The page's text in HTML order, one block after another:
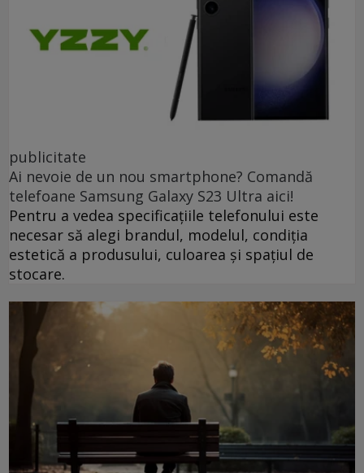
publicitate
Ai nevoie de un nou smartphone? Comandă
telefoane Samsung Galaxy S23 Ultra aici!
Pentru a vedea specificațiile telefonului este
necesar să alegi brandul, modelul, condiția
estetică a produsului, culoarea și spațiul de
stocare.